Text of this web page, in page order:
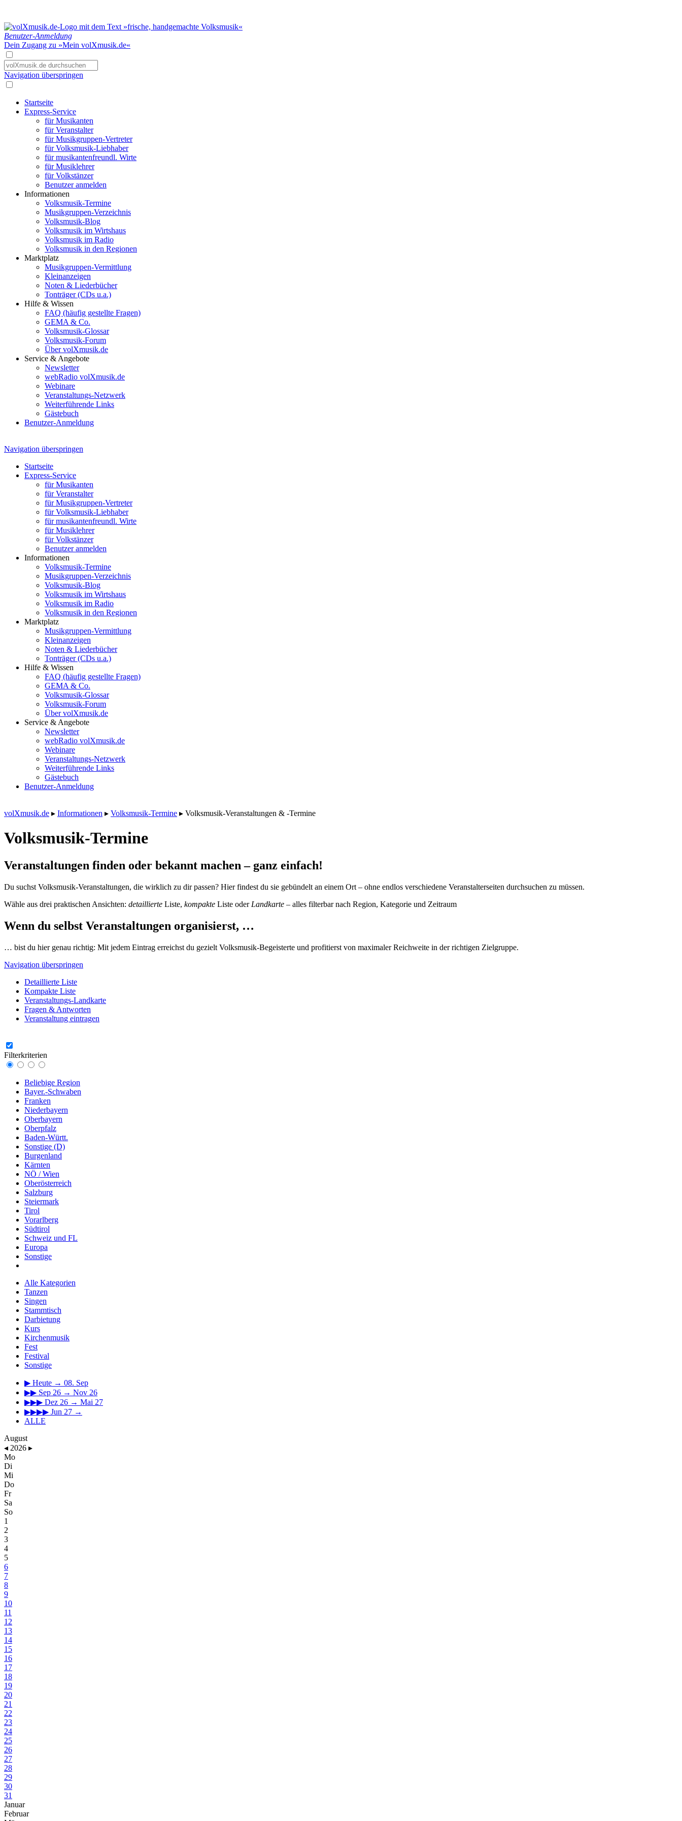
Benutzer-Anmeldung
Dein Zugang zu »Mein volXmusik.de«
Navigation überspringen
Startseite
Express-Service
für Musikanten
für Veranstalter
für Musikgruppen-Vertreter
für Volksmusik-Liebhaber
für musikantenfreundl. Wirte
für Musiklehrer
für Volkstänzer
Benutzer anmelden
Informationen
Volksmusik-Termine
Musikgruppen-Verzeichnis
Volksmusik-Blog
Volksmusik im Wirtshaus
Volksmusik im Radio
Volksmusik in den Regionen
Marktplatz
Musikgruppen-Vermittlung
Kleinanzeigen
Noten & Liederbücher
Tonträger (CDs u.a.)
Hilfe & Wissen
FAQ (häufig gestellte Fragen)
GEMA & Co.
Volksmusik-Glossar
Volksmusik-Forum
Über volXmusik.de
Service & Angebote
Newsletter
webRadio volXmusik.de
Webinare
Veranstaltungs-Netzwerk
Weiterführende Links
Gästebuch
Benutzer-Anmeldung
Navigation überspringen
Startseite
Express-Service
für Musikanten
für Veranstalter
für Musikgruppen-Vertreter
für Volksmusik-Liebhaber
für musikantenfreundl. Wirte
für Musiklehrer
für Volkstänzer
Benutzer anmelden
Informationen
Volksmusik-Termine
Musikgruppen-Verzeichnis
Volksmusik-Blog
Volksmusik im Wirtshaus
Volksmusik im Radio
Volksmusik in den Regionen
Marktplatz
Musikgruppen-Vermittlung
Kleinanzeigen
Noten & Liederbücher
Tonträger (CDs u.a.)
Hilfe & Wissen
FAQ (häufig gestellte Fragen)
GEMA & Co.
Volksmusik-Glossar
Volksmusik-Forum
Über volXmusik.de
Service & Angebote
Newsletter
webRadio volXmusik.de
Webinare
Veranstaltungs-Netzwerk
Weiterführende Links
Gästebuch
Benutzer-Anmeldung
volXmusik.de ▸ Informationen ▸ Volksmusik-Termine ▸ Volksmusik-Veranstaltungen & -Termine
Volksmusik-Termine
Veranstaltungen finden oder bekannt machen – ganz einfach!
Du suchst Volksmusik-Veranstaltungen, die wirklich zu dir passen? Hier findest du sie gebündelt an einem Ort – ohne endlos verschiedene Veranstalterseiten durchsuchen zu müssen.
Wähle aus drei praktischen Ansichten: detaillierte Liste, kompakte Liste oder Landkarte – alles filterbar nach Region, Kategorie und Zeitraum
Wenn du selbst Veranstaltungen organisierst, …
… bist du hier genau richtig: Mit jedem Eintrag erreichst du gezielt Volksmusik-Begeisterte und profitierst von maximaler Reichweite in der richtigen Zielgruppe.
Navigation überspringen
Detaillierte Liste
Kompakte Liste
Veranstaltungs-Landkarte
Fragen & Antworten
Veranstaltung eintragen
Filterkriterien
Beliebige Region
Bayer.-Schwaben
Franken
Niederbayern
Oberbayern
Oberpfalz
Baden-Württ.
Sonstige (D)
Burgenland
Kärnten
NÖ / Wien
Oberösterreich
Salzburg
Steiermark
Tirol
Vorarlberg
Südtirol
Schweiz und FL
Europa
Sonstige
Alle Kategorien
Tanzen
Singen
Stammtisch
Darbietung
Kurs
Kirchenmusik
Fest
Festival
Sonstige
▶ Heute → 08. Sep
▶▶ Sep 26 → Nov 26
▶▶▶ Dez 26 → Mai 27
▶▶▶▶ Jun 27 →
ALLE
August
◂ 2026 ▸
Mo
Di
Mi
Do
Fr
Sa
So
1
2
3
4
5
6
7
8
9
10
11
12
13
14
15
16
17
18
19
20
21
22
23
24
25
26
27
28
29
30
31
Januar
Februar